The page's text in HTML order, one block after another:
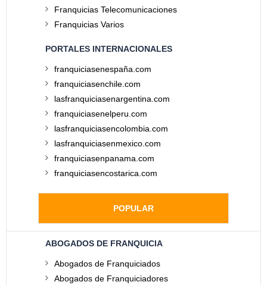
Franquicias Telecomunicaciones
Franquicias Varios
PORTALES INTERNACIONALES
franquiciasenespaña.com
franquiciasenchile.com
lasfranquiciasenargentina.com
franquiciasenelperu.com
lasfranquiciasencolombia.com
lasfranquiciasenmexico.com
franquiciasenpanama.com
franquiciasencostarica.com
POPULAR
ABOGADOS DE FRANQUICIA
Abogados de Franquiciados
Abogados de Franquiciadores